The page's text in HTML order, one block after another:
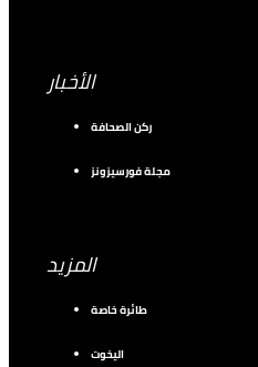
الأخبار
ركن الصحافة
مجلة فورسيزونز
المزيد
طائرة خاصة
اليخوت